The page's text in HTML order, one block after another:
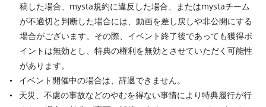
稿した場合、mysta規約に違反した場合、またはmystaチーム
が不適切と判断した場合には、動画を差し戻しや非公開にする
場合がございます。その際、イベント終了後であっても獲得ポ
イントは無効とし、特典の権利を無効とさせていただく可能性
があります。
イベント開催中の場合は、辞退できません。
天災、不慮の事故などのやむを得ない事情により特典履行が行